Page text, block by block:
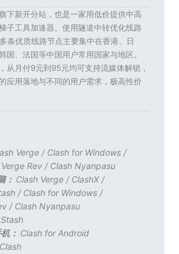
下新开分站，也是一家用低价提供中高
子工具加速器。使用隧道中转优化线路
条优质线路节点主要集中在香港、日
国、法国等中国用户常用国家与地区。
从月付9元到95元均可支持流媒体解锁，
应用落地与不同的用户需求，极高性价
Verge/ Clash for Windows/
Rev/ Clash Nyanpasu
： Clash Verge/ ClashX/
/ Clash for Windows/
/ Clash Nyanpasu
Stash
： Clash for Android